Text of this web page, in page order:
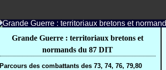
Grande Guerre : territoriaux bretons et
normands du 87 DIT
Parcours des combattants des 73, 74, 76, 79,80